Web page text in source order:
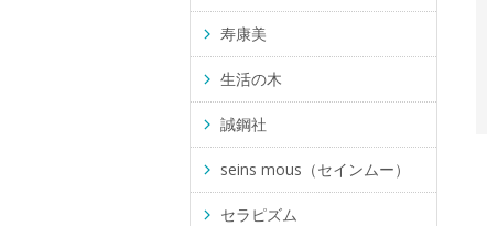
寿康美
生活の木
誠鋼社
seins mous（セインムー）
セラピズム